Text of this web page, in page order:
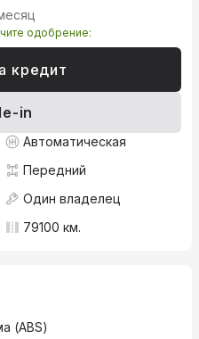
одобрение:
кредит
in
Автоматическая
Передний
Один владелец
79100 км.
(ABS)